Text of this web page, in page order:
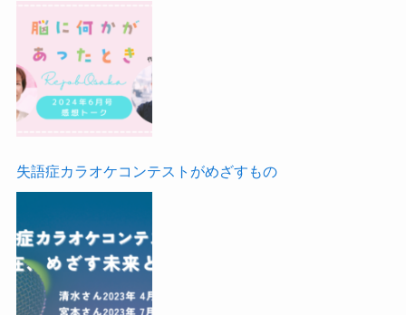
失語症カラオケコンテストがめざすもの